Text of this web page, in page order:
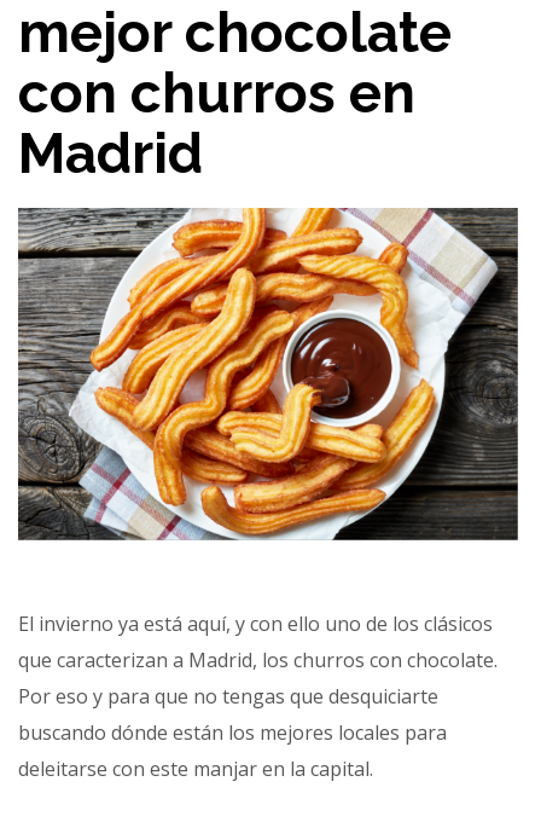
mejor chocolate
con churros en
Madrid
El invierno ya está aquí, y con ello uno de los clásicos
que caracterizan a Madrid, los churros con chocolate.
Por eso y para que no tengas que desquiciarte
buscando dónde están los mejores locales para
deleitarse con este manjar en la capital.